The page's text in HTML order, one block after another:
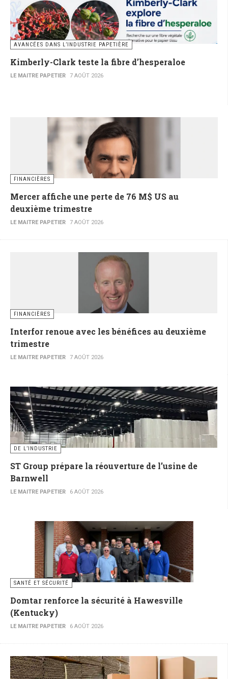
AVANCÉES DANS L’INDUSTRIE PAPETIÈRE
Kimberly-Clark teste la fibre d’hesperaloe
LE MAITRE PAPETIER 7 AOÛT 2026
FINANCIÈRES
Mercer affiche une perte de 76 M$ US au
deuxième trimestre
LE MAITRE PAPETIER 7 AOÛT 2026
FINANCIÈRES
Interfor renoue avec les bénéfices au deuxième
trimestre
LE MAITRE PAPETIER 7 AOÛT 2026
DE L’INDUSTRIE
ST Group prépare la réouverture de l’usine de
Barnwell
LE MAITRE PAPETIER 6 AOÛT 2026
SANTÉ ET SÉCURITÉ
Domtar renforce la sécurité à Hawesville
(Kentucky)
LE MAITRE PAPETIER 6 AOÛT 2026